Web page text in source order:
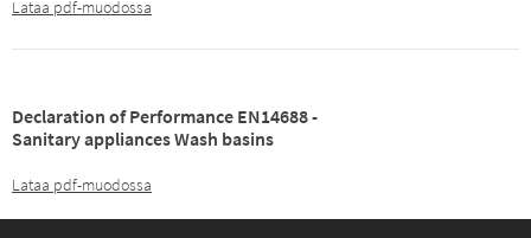
Lataa pdf-muodossa
Declaration of Performance EN14688 -
Sanitary appliances Wash basins
Lataa pdf-muodossa